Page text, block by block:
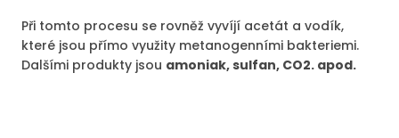
Při tomto procesu se rovněž vyvíjí acetát a vodík,
které jsou přímo využity metanogenními bakteriemi.
Dalšími produkty jsou amoniak, sulfan, CO2. apod.